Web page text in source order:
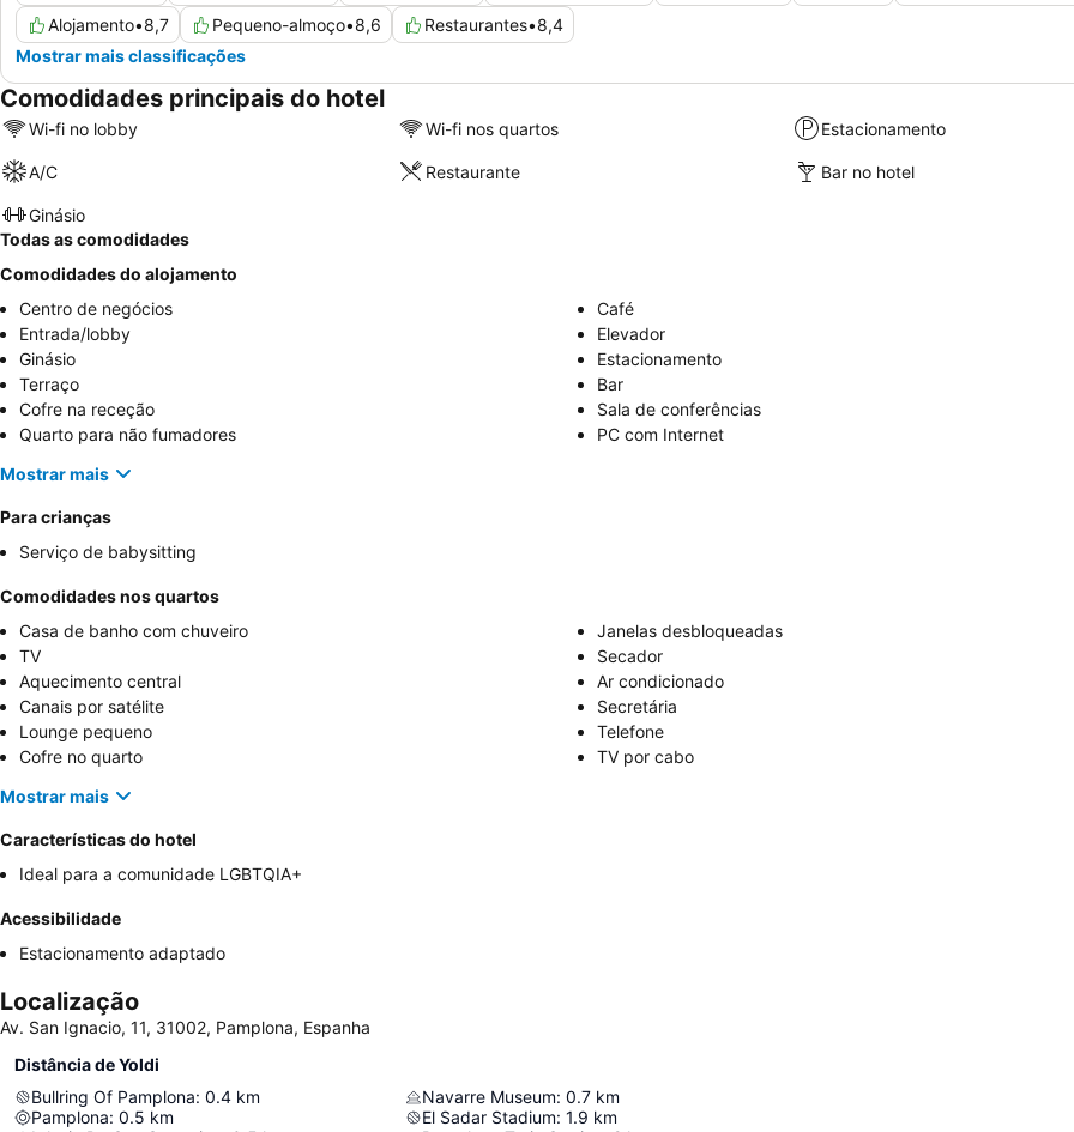
Alojamento•8,7 Pequeno-almoço•8,6 Restaurantes•8,4
Mostrar mais classificações
Comodidades principais do hotel
Wi-fi no lobby Wi-fi nos quartos Estacionamento
A/C Restaurante Bar no hotel
Ginásio
Todas as comodidades
Comodidades do alojamento
Centro de negócios
Café
Entrada/lobby
Elevador
Ginásio
Estacionamento
Terraço
Bar
Cofre na receção
Sala de conferências
Quarto para não fumadores
PC com Internet
Mostrar mais
Para crianças
Serviço de babysitting
Comodidades nos quartos
Casa de banho com chuveiro
Janelas desbloqueadas
TV
Secador
Aquecimento central
Ar condicionado
Canais por satélite
Secretária
Lounge pequeno
Telefone
Cofre no quarto
TV por cabo
Mostrar mais
Características do hotel
Ideal para a comunidade LGBTQIA+
Acessibilidade
Estacionamento adaptado
Localização
Av. San Ignacio, 11, 31002, Pamplona, Espanha
Distância de Yoldi
Bullring Of Pamplona: 0.4 km
Pamplona: 0.5 km
Navarre Museum: 0.7 km
El Sadar Stadium: 1.9 km